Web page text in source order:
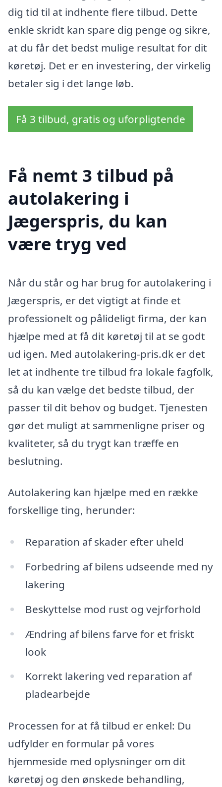
dig tid til at indhente flere tilbud. Dette
enkle skridt kan spare dig penge og sikre,
at du får det bedst mulige resultat for dit
køretøj. Det er en investering, der virkelig
betaler sig i det lange løb.
Få 3 tilbud, gratis og uforpligtende
Få nemt 3 tilbud på
autolakering i
Jægerspris, du kan
være tryg ved
Når du står og har brug for autolakering i
Jægerspris, er det vigtigt at finde et
professionelt og pålideligt firma, der kan
hjælpe med at få dit køretøj til at se godt
ud igen. Med autolakering-pris.dk er det
let at indhente tre tilbud fra lokale fagfolk,
så du kan vælge det bedste tilbud, der
passer til dit behov og budget. Tjenesten
gør det muligt at sammenligne priser og
kvaliteter, så du trygt kan træffe en
beslutning.
Autolakering kan hjælpe med en række
forskellige ting, herunder:
Reparation af skader efter uheld
Forbedring af bilens udseende med ny
lakering
Beskyttelse mod rust og vejrforhold
Ændring af bilens farve for et friskt
look
Korrekt lakering ved reparation af
pladearbejde
Processen for at få tilbud er enkel: Du
udfylder en formular på vores
hjemmeside med oplysninger om dit
køretøj og den ønskede behandling,